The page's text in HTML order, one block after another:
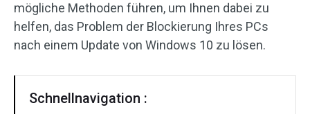
mögliche Methoden führen, um Ihnen dabei zu
helfen, das Problem der Blockierung Ihres PCs
nach einem Update von Windows 10 zu lösen.
Schnellnavigation :